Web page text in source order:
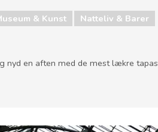
& Kunst
Natteliv & Barer
nyd en aften med de mest lækre tapas